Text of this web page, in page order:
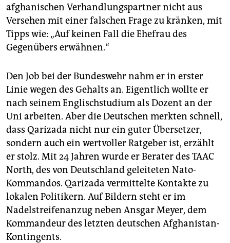
afghanischen Verhandlungspartner nicht aus
Versehen mit einer falschen Frage zu kränken, mit
Tipps wie: „Auf keinen Fall die Ehefrau des
Gegenübers erwähnen.“
Den Job bei der Bundeswehr nahm er in erster
Linie wegen des Gehalts an. Eigentlich wollte er
nach seinem Englischstudium als Dozent an der
Uni arbeiten. Aber die Deutschen merkten schnell,
dass Qarizada nicht nur ein guter Übersetzer,
sondern auch ein wertvoller Ratgeber ist, erzählt
er stolz. Mit 24 Jahren wurde er Berater des TAAC
North, des von Deutschland geleiteten Nato-
Kommandos. Qarizada vermittelte Kontakte zu
lokalen Politikern. Auf Bildern steht er im
Nadelstreifenanzug neben Ansgar Meyer, dem
Kommandeur des letzten deutschen Afghanistan-
Kontingents.